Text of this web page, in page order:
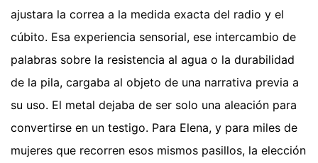
ajustara la correa a la medida exacta del radio y el
cúbito. Esa experiencia sensorial, ese intercambio de
palabras sobre la resistencia al agua o la durabilidad
de la pila, cargaba al objeto de una narrativa previa a
su uso. El metal dejaba de ser solo una aleación para
convertirse en un testigo. Para Elena, y para miles de
mujeres que recorren esos mismos pasillos, la elección